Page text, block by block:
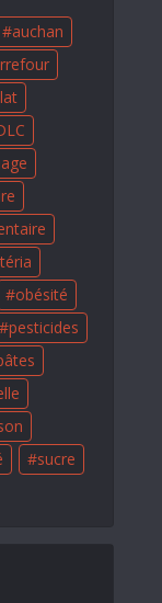
auchan
obésité
pesticides
sucre